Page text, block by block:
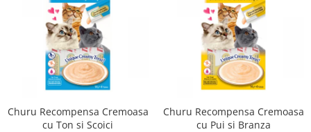
Churu Recompensa Cremoasa
cu Ton si Scoici
Churu Recompensa Cremoasa
cu Pui si Branza